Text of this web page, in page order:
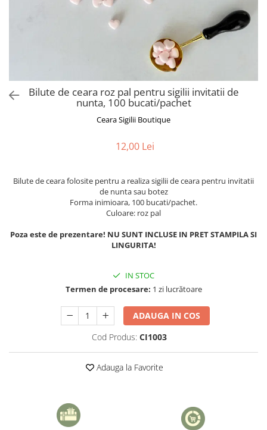
Bilute de ceara roz pal pentru sigilii invitatii de
nunta, 100 bucati/pachet
Ceara Sigilii Boutique
12,00 Lei
Bilute de ceara folosite pentru a realiza sigilii de ceara pentru invitatii
de nunta sau botez
Forma inimioara, 100 bucati/pachet.
Culoare: roz pal
Poza este de prezentare! NU SUNT INCLUSE IN PRET STAMPILA SI
LINGURITA!
IN STOC
Termen de procesare: 1 zi lucrătoare
ADAUGA IN COS
Cod Produs: CI1003
Adauga la Favorite